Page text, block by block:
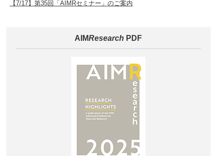
【7/17】第35回「AIMRセミナー」のご案内
AIMResearch PDF